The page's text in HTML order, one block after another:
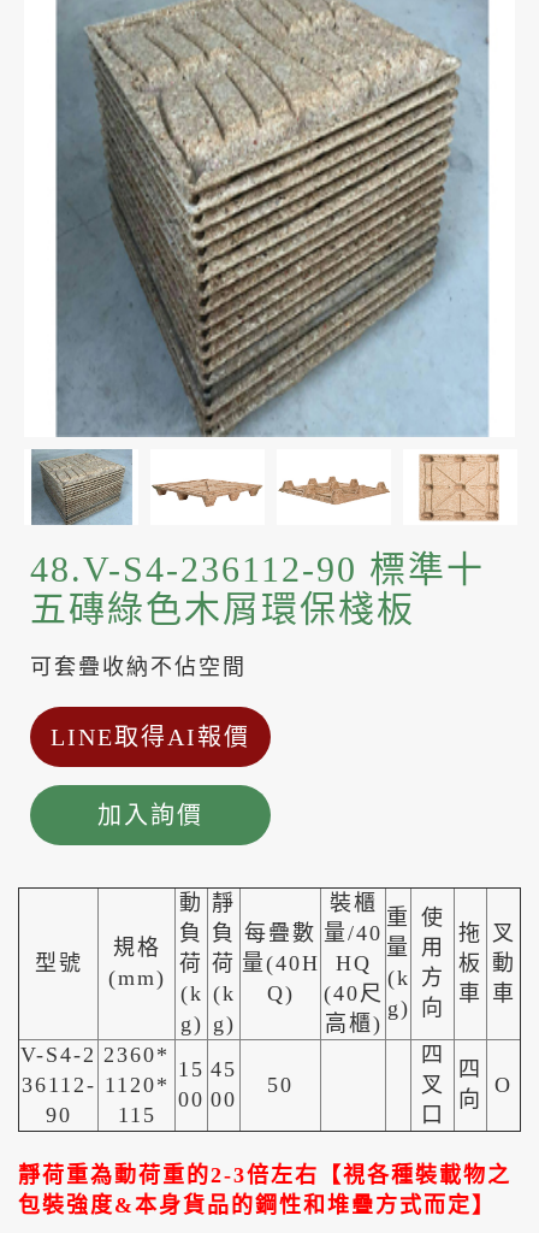
48.V-S4-236112-90 標準十
五磚綠色木屑環保棧板
可套疊收納不佔空間
LINE取得AI報價
加入詢價
型號
規格
(mm)
動
負
荷
(k
g)
靜
負
荷
(k
g)
每疊數
量(40H
Q)
裝櫃
量/40
HQ
(40尺
高櫃)
重
量
(k
g)
使
用
方
向
拖
板
車
叉
動
車
V-S4-2
36112-
90
2360*
1120*
115
15
00
45
00
50
四
叉
口
四
向
O
靜荷重為動荷重的2-3倍左右【視各種裝載物之
包裝強度&本身貨品的鋼性和堆疊方式而定】